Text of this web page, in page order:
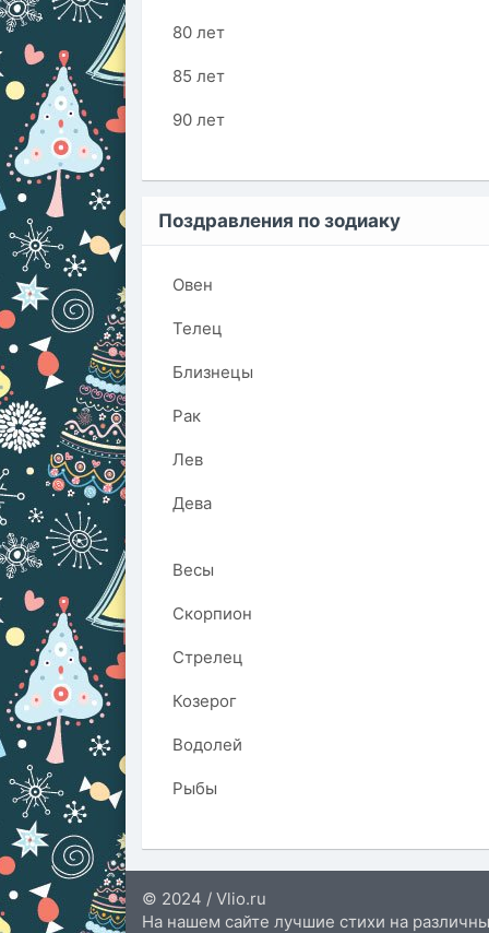
80 лет
85 лет
90 лет
Поздравления по зодиаку
Овен
Телец
Близнецы
Рак
Лев
Дева
Весы
Скорпион
Стрелец
Козерог
Водолей
Рыбы
© 2024 / Vlio.ru
На нашем сайте лучшие стихи на